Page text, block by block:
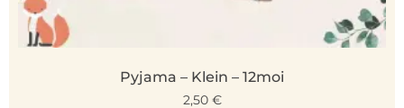
Pyjama – Klein – 12moi
2,50 €